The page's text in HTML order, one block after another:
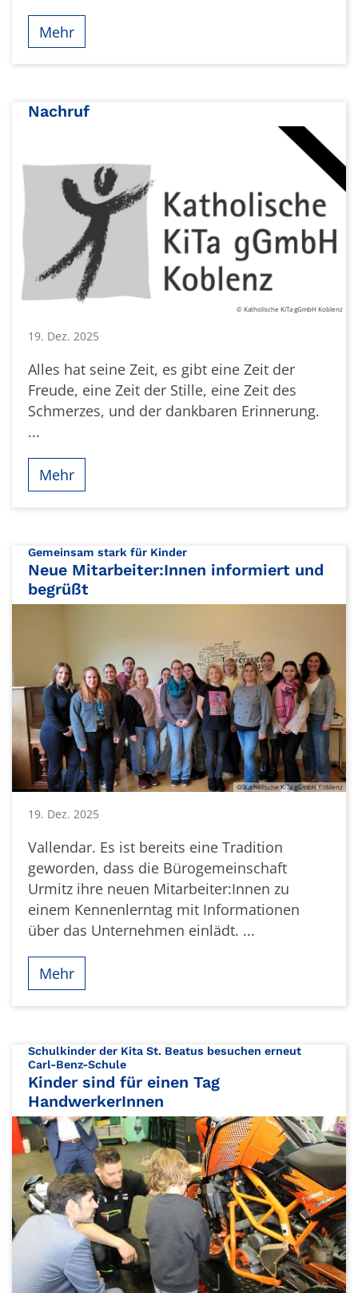
Mehr
Nachruf
© Katholische KiTa gGmbH Koblenz
19. Dez. 2025
Alles hat seine Zeit, es gibt eine Zeit der
Freude, eine Zeit der Stille, eine Zeit des
Schmerzes, und der dankbaren Erinnerung.
...
Mehr
Gemeinsam stark für Kinder:
Neue Mitarbeiter:Innen informiert und
begrüßt
© Katholische KiTa gGmbH Koblenz
19. Dez. 2025
Vallendar. Es ist bereits eine Tradition
geworden, dass die Bürogemeinschaft
Urmitz ihre neuen Mitarbeiter:Innen zu
einem Kennenlerntag mit Informationen
über das Unternehmen einlädt. ...
Mehr
Schulkinder der Kita St. Beatus besuchen erneut
Carl-Benz-Schule:
Kinder sind für einen Tag
HandwerkerInnen